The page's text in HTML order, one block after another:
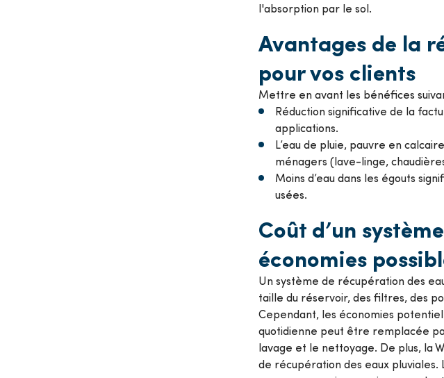
l'absorption par le sol.
Avantages de la
pour vos clients
Mettre en avant les bénéfices
Réduction significative de la
applications.
L’eau de pluie, pauvre en
ménagers (lave-linge,
Moins d’eau dans les égouts
usées.
Coût d’un
économies
Un système de récupération des
taille du réservoir, des filtres, des
Cependant, les économies
quotidienne peut être remplacée
lavage et le nettoyage. De plus, la
de récupération des eaux